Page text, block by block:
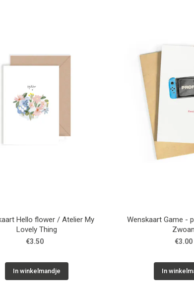
Hello flower / Atelier My
Lovely Thing
€3.50
In winkelmandje
Wenskaart Game -
€3.00
In